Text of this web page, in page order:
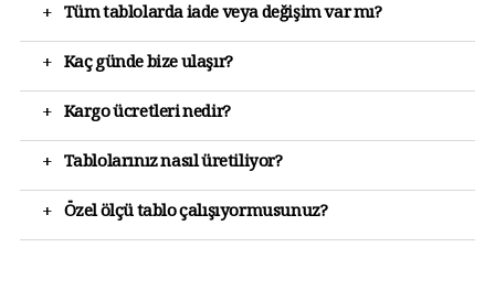
+ Tüm tablolarda iade veya değişim var mı?
+ Kaç günde bize ulaşır?
+ Kargo ücretleri nedir?
+ Tablolarınız nasıl üretiliyor?
+ Özel ölçü tablo çalışıyormusunuz?